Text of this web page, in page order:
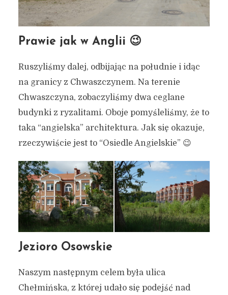
17 września 2020
6 min czytania
Autor:Kamil Sulewski
Prawie jak w Anglii 😉
Ruszyliśmy dalej, odbijając na południe i idąc
na granicy z Chwaszczynem. Na terenie
Chwaszczyna, zobaczyliśmy dwa ceglane
budynki z ryzalitami. Oboje pomyśleliśmy, że to
taka “angielska” architektura. Jak się okazuje,
rzeczywiście jest to “Osiedle Angielskie” 😉
Jezioro Osowskie
Naszym następnym celem była ulica
Chełmińska, z której udało się podejść nad